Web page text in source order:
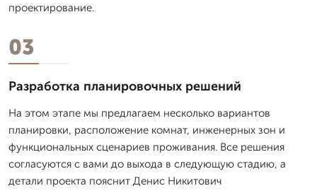
проектирование.
03
Разработка планировочных решений
На этом этапе мы предлагаем несколько вариантов
планировки, расположение комнат, инженерных зон и
функциональных сценариев проживания. Все решения
согласуются с вами до выхода в следующую стадию, а
детали проекта пояснит Денис Никитович